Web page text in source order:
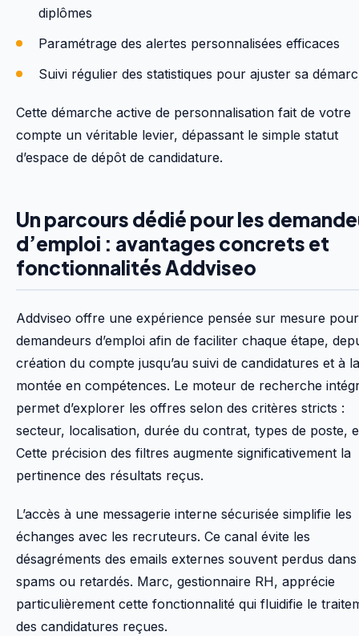
diplômes
Paramétrage des alertes personnalisées efficaces
Suivi régulier des statistiques pour ajuster sa
Cette démarche active de personnalisation fait de votre
compte un véritable levier, dépassant le simple statut
d’espace de dépôt de candidature.
Un parcours dédié pour les
d’emploi : avantages concrets et
fonctionnalités Addviseo
Addviseo offre une expérience pensée sur mesure
demandeurs d’emploi afin de faciliter chaque étape,
création du compte jusqu’au suivi de candidatures et à la
montée en compétences. Le moteur de recherche
permet d’explorer les offres selon des critères stricts :
secteur, localisation, durée du contrat, types de poste,
Cette précision des filtres augmente significativement la
pertinence des résultats reçus.
L’accès à une messagerie interne sécurisée simplifie les
échanges avec les recruteurs. Ce canal évite les
désagréments des emails externes souvent perdus
spams ou retardés. Marc, gestionnaire RH, apprécie
particulièrement cette fonctionnalité qui fluidifie le
des candidatures reçues.